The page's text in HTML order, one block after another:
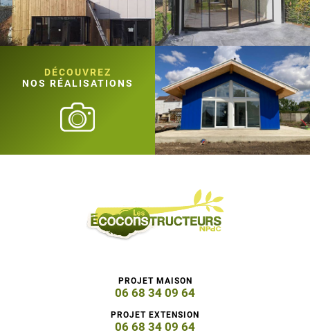
DÉCOUVREZ
NOS RÉALISATIONS
PROJET MAISON
06 68 34 09 64
PROJET EXTENSION
06 68 34 09 64